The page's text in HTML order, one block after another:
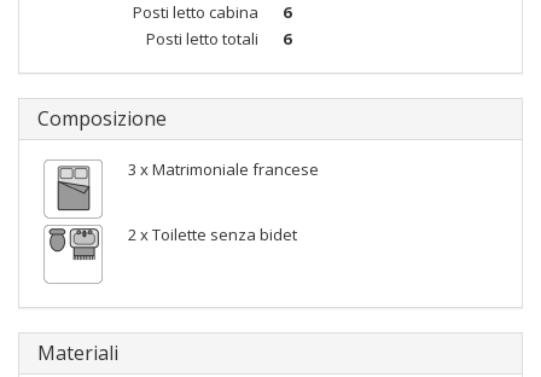
Posti letto cabina
6
Posti letto totali
6
Composizione
3 x Matrimoniale francese
2 x Toilette senza bidet
Materiali